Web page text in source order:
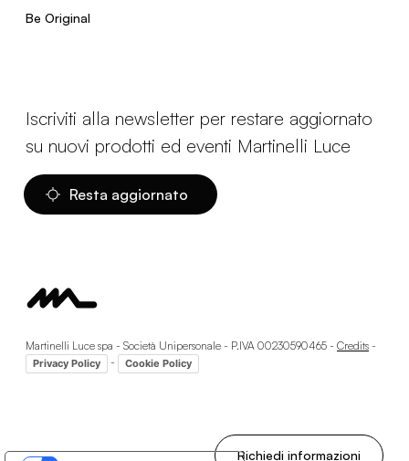
Richiedi informazioni
Be Original
Iscriviti alla newsletter per restare aggiornato
su nuovi prodotti ed eventi Martinelli Luce
Resta aggiornato
Martinelli Luce spa - Società Unipersonale - P.IVA 00230590465 - Credits -
Privacy Policy - Cookie Policy